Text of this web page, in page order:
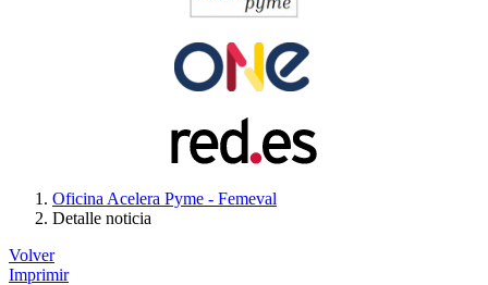
Oficina Acelera Pyme - Femeval
Detalle noticia
Volver
Imprimir